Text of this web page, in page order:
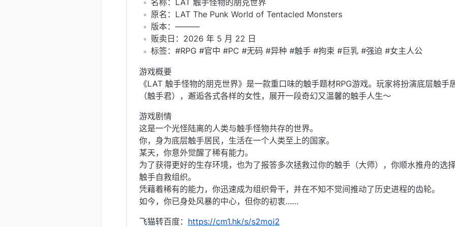
️原名：LAT The Punk World of Tentacled Monsters
️版本：———
️贩卖日：2026 年 5 月 22 日
️标签：#RPG #官中 #PC #无码 #异种 #触手 #拘束 #巨乳 #强迫 #女主人公
游戏概要
《LAT 触手怪物的朋克世界》是一款重口味的触手题材RPG游戏。玩家将扮演底层触手
（触手君），邂逅各式各样的女性，展开一段奇幻又温馨的触手人生～
游戏剧情
这是一个光怪陆离的人类与触手怪物共存的世界。
你，身为底层触手居民，生活在一个人类至上的国家。
某天，你意外觉醒了稀有能力。
为了获得更好的生存环境，也为了报答多次拯救过你的触手（大师），你顺水推舟的选
触手自救组织。
凭藉着稀有的能力，你迅速成为组织骨干，并在不知不觉间推动了历史进程的齿轮。
如今，你已身处风暴的中心，但你的初衷……
飞猫转百度： https://cm1.hk/s/s2moi2